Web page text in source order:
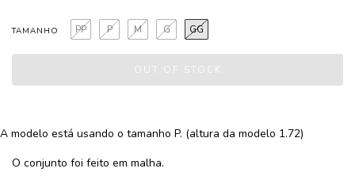
TAMANHO GG
G
M
P
PP
A modelo está usando o tamanho P. (altura da modelo 1.72)
O conjunto foi feito em malha.